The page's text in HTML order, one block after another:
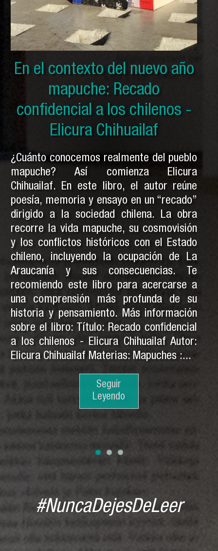
En el contexto del nuevo año
mapuche: Recado
confidencial a los chilenos -
Elicura Chihuailaf
¿Cuánto conocemos realmente del pueblo
mapuche? Así comienza Elicura
Chihuailaf. En este libro, el autor reúne
poesía, memoria y ensayo en un “recado”
dirigido a la sociedad chilena. La obra
recorre la vida mapuche, su cosmovisión
y los conflictos históricos con el Estado
chileno, incluyendo la ocupación de La
Araucanía y sus consecuencias. Te
recomiendo este libro para acercarse a
una comprensión más profunda de su
historia y pensamiento. Más información
sobre el libro: Título: Recado confidencial
a los chilenos - Elicura Chihuailaf Autor:
Elicura Chihuailaf Materias: Mapuches :...
Seguir
Leyendo
En el contexto del nuevo año
mapuche: Solo por ser indios
y otras crónicas mapuches -
Pedro Cayuqueo
Seguir
Leyendo
En el contexto del nuevo año
mapuche: Historia secreta
mapuche - Pedro Cayuqueo
Seguir
Leyendo
#NuncaDejesDeLeer